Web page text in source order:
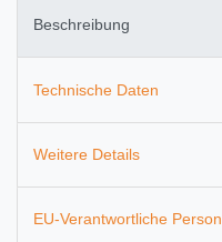
Beschreibung
Technische Daten
Weitere Details
EU-Verantwortliche Person